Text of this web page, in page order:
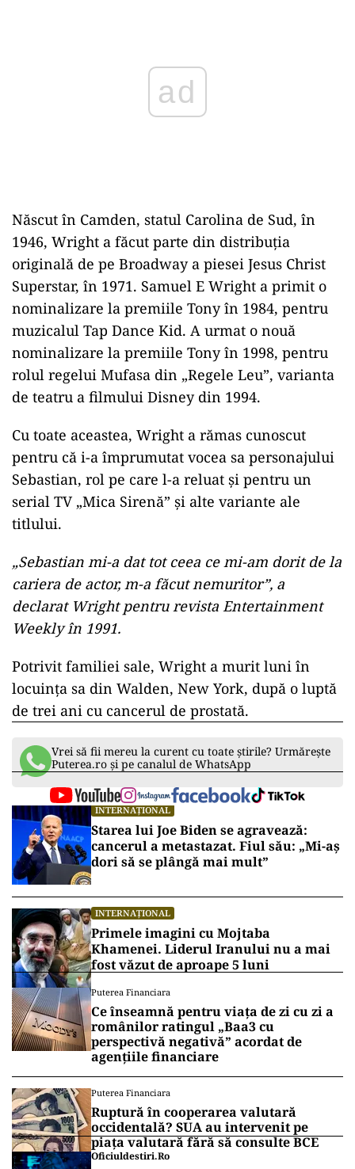
Născut în Camden, statul Carolina de Sud, în
1946, Wright a făcut parte din distribuția
originală de pe Broadway a piesei Jesus Christ
Superstar, în 1971. Samuel E Wright a primit o
nominalizare la premiile Tony în 1984, pentru
muzicalul Tap Dance Kid. A urmat o nouă
nominalizare la premiile Tony în 1998, pentru
rolul regelui Mufasa din „Regele Leu”, varianta
de teatru a filmului Disney din 1994.
Cu toate aceastea, Wright a rămas cunoscut
pentru că i-a împrumutat vocea sa personajului
Sebastian, rol pe care l-a reluat și pentru un
serial TV „Mica Sirenă” și alte variante ale
titlului.
„Sebastian mi-a dat tot ceea ce mi-am dorit de la
cariera de actor, m-a făcut nemuritor”, a
declarat Wright pentru revista Entertainment
Weekly în 1991.
Potrivit familiei sale, Wright a murit luni în
locuința sa din Walden, New York, după o luptă
de trei ani cu cancerul de prostată.
Vrei să fii mereu la curent cu toate știrile? Urmărește
Puterea.ro și pe canalul de WhatsApp
INTERNAȚIONAL
Starea lui Joe Biden se agravează:
cancerul a metastazat. Fiul său: „Mi-aș
dori să se plângă mai mult”
INTERNAȚIONAL
Primele imagini cu Mojtaba
Khamenei. Liderul Iranului nu a mai
fost văzut de aproape 5 luni
Puterea Financiara
Ce înseamnă pentru viața de zi cu zi a
românilor ratingul „Baa3 cu
perspectivă negativă” acordat de
agențiile financiare
Puterea Financiara
Ruptură în cooperarea valutară
occidentală? SUA au intervenit pe
piața valutară fără să consulte BCE
Oficiuldestiri.ro